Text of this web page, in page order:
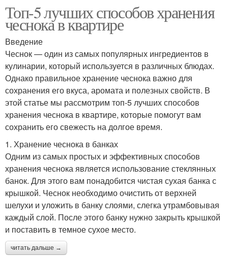
Топ-5 лучших способов хранения
чеснока в квартире
Введение
Чеснок — один из самых популярных ингредиентов в
кулинарии, который используется в различных блюдах.
Однако правильное хранение чеснока важно для
сохранения его вкуса, аромата и полезных свойств. В
этой статье мы рассмотрим топ-5 лучших способов
хранения чеснока в квартире, которые помогут вам
сохранить его свежесть на долгое время.
1. Хранение чеснока в банках
Одним из самых простых и эффективных способов
хранения чеснока является использование стеклянных
банок. Для этого вам понадобится чистая сухая банка с
крышкой. Чеснок необходимо очистить от верхней
шелухи и уложить в банку слоями, слегка утрамбовывая
каждый слой. После этого банку нужно закрыть крышкой
и поставить в темное сухое место.
читать дальше →